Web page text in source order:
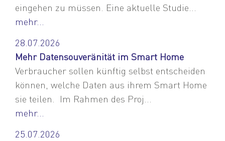
eingehen zu müssen. Eine aktuelle Studie...
mehr...
28.07.2026
Mehr Datensouveränität im Smart Home
Verbraucher sollen künftig selbst entscheiden
können, welche Daten aus ihrem Smart Home
sie teilen. Im Rahmen des Proj...
mehr...
25.07.2026